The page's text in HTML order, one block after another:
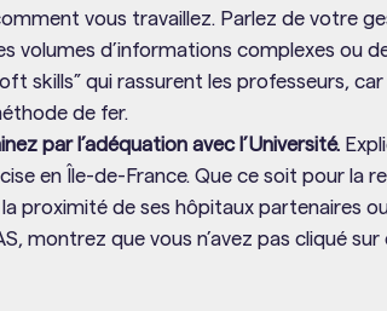
vous travaillez. Parlez de votre
volumes d’informations complexes ou
skills” qui rassurent les professeurs,
de fer.
par l’adéquation avec l’Université.
en Île-de-France. Que ce soit pour la
proximité de ses hôpitaux partenaires
montrez que vous n’avez pas cliqué